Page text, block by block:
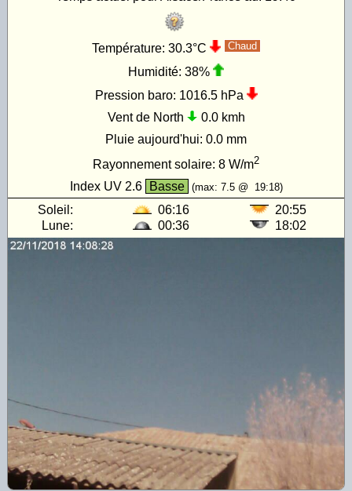
Température: 30.3°C Chaud
Humidité: 38%
Pression baro: 1016.5 hPa
Vent de North
0.0 kmh
Pluie aujourd'hui: 0.0 mm
Rayonnement solaire: 8 W/m2
Index UV 2.6 Basse (max: 7.5@ 19:18)
Soleil: 06:16
20:55
Lune:
00:36 18:02